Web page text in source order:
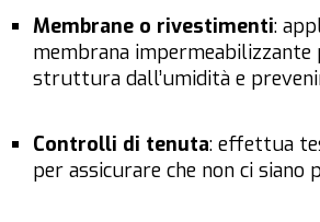
Membrane o rivestimenti:
membrana
struttura dall’umidità e
Controlli di tenuta: effettua
per assicurare che non ci siano